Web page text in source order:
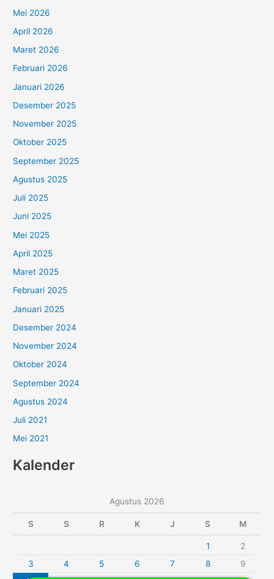
Mei 2026
April 2026
Maret 2026
Februari 2026
Januari 2026
Desember 2025
November 2025
Oktober 2025
September 2025
Agustus 2025
Juli 2025
Juni 2025
Mei 2025
April 2025
Maret 2025
Februari 2025
Januari 2025
Desember 2024
November 2024
Oktober 2024
September 2024
Agustus 2024
Juli 2021
Mei 2021
Kalender
Agustus 2026
S S R K J S M
1
2
3
4 5 6 7 8
9